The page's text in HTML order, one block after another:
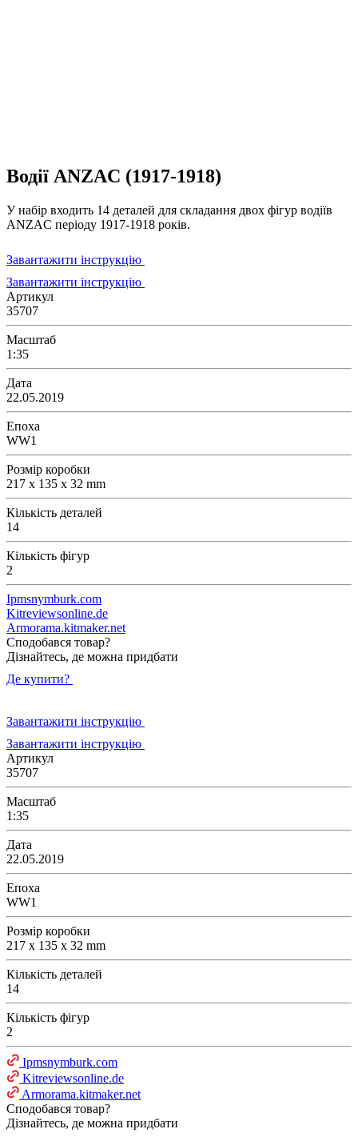
Водії ANZAC (1917-1918)
У набір входить 14 деталей для складання двох фігур водіїв
ANZAC періоду 1917-1918 років.
Завантажити інструкцію
Завантажити інструкцію
Артикул
35707
Масштаб
1:35
Дата
22.05.2019
Епоха
WW1
Розмір коробки
217 x 135 x 32 mm
Кількість деталей
14
Кількість фігур
2
Ipmsnymburk.com
Kitreviewsonline.de
Armorama.kitmaker.net
Сподобався товар?
Дізнайтесь, де можна придбати
Де купити?
Завантажити інструкцію
Завантажити інструкцію
Артикул
35707
Масштаб
1:35
Дата
22.05.2019
Епоха
WW1
Розмір коробки
217 x 135 x 32 mm
Кількість деталей
14
Кількість фігур
2
Ipmsnymburk.com
Kitreviewsonline.de
Armorama.kitmaker.net
Сподобався товар?
Дізнайтесь, де можна придбати